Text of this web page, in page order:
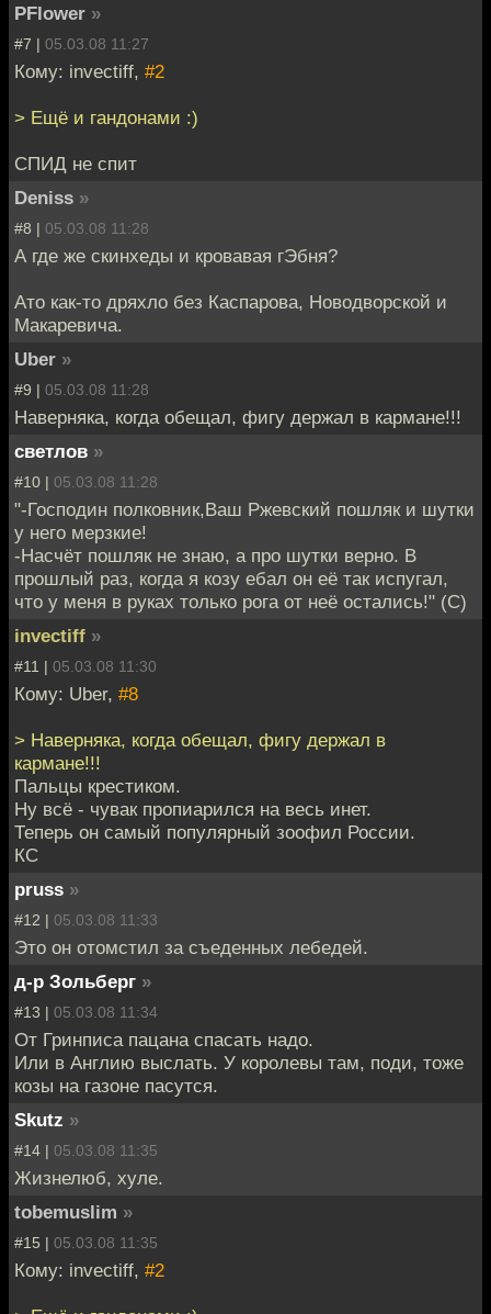
PFlower »
#7 | 05.03.08 11:27
Кому: invectiff, #2
> Ещё и гандонами :)
СПИД не спит
Deniss »
#8 | 05.03.08 11:28
А где же скинхеды и кровавая гЭбня?
Ато как-то дряхло без Каспарова, Новодворской и
Макаревича.
Uber »
#9 | 05.03.08 11:28
Наверняка, когда обещал, фигу держал в кармане!!!
светлов »
#10 | 05.03.08 11:28
"-Господин полковник,Ваш Ржевский пошляк и шутки
у него мерзкие!
-Насчёт пошляк не знаю, а про шутки верно. В
прошлый раз, когда я козу ебал он её так испугал,
что у меня в руках только рога от неё остались!" (С)
invectiff »
#11 | 05.03.08 11:30
Кому: Uber, #8
> Наверняка, когда обещал, фигу держал в
кармане!!!
Пальцы крестиком.
Ну всё - чувак пропиарился на весь инет.
Теперь он самый популярный зоофил России.
КС
pruss »
#12 | 05.03.08 11:33
Это он отомстил за съеденных лебедей.
д-р Зольберг »
#13 | 05.03.08 11:34
От Гринписа пацана спасать надо.
Или в Англию выслать. У королевы там, поди, тоже
козы на газоне пасутся.
Skutz »
#14 | 05.03.08 11:35
Жизнелюб, хуле.
tobemuslim »
#15 | 05.03.08 11:35
Кому: invectiff, #2